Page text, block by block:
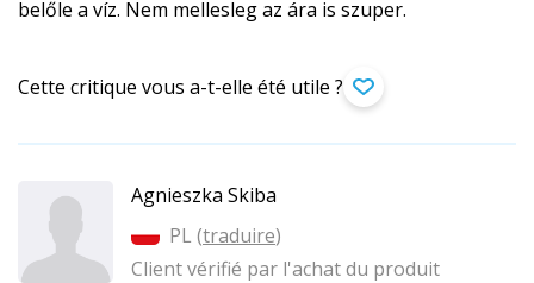
belőle a víz. Nem mellesleg az ára is szuper.
Cette critique vous a-t-elle été utile ?
Agnieszka Skiba
PL (traduire)
Client vérifié par l'achat du produit